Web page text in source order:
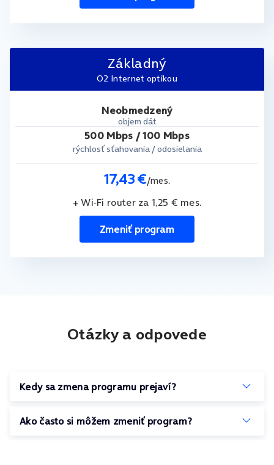
Základný
O2 Internet optikou
Neobmedzený
objem dát
500 Mbps / 100 Mbps
rýchlosť sťahovania / odosielania
17,43 €/mes.
+ Wi-Fi router za 1,25 € mes.
Zmeniť program
Otázky a odpovede
Kedy sa zmena programu prejaví?
Ako často si môžem zmeniť program?